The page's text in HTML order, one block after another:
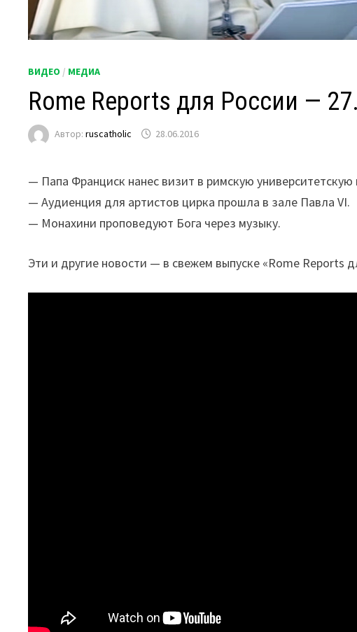
ВИДЕО / МЕДИА
Rome Reports для России —
Автор:ruscatholic 28.06.2016
— Папа Франциск нанес визит в римскую
— Аудиенция для артистов цирка прошла в зале Павла VI.
— Монахини проповедуют Бога через музыку.
Эти и другие новости — в свежем выпуске «Rome Reports